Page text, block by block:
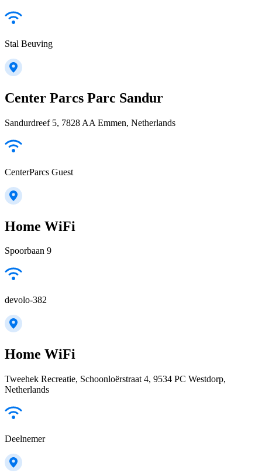
Stal Beuving
Center Parcs Parc Sandur
Sandurdreef 5, 7828 AA Emmen, Netherlands
CenterParcs Guest
Home WiFi
Spoorbaan 9
devolo-382
Home WiFi
Tweehek Recreatie, Schoonloërstraat 4, 9534 PC Westdorp,
Netherlands
Deelnemer